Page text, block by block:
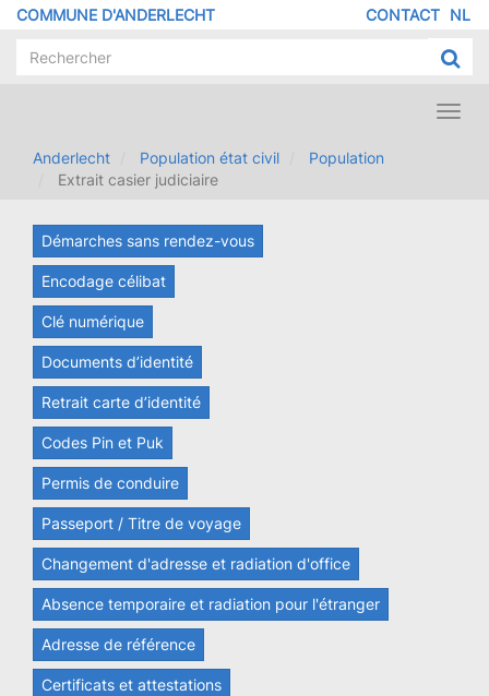
Aller
contenu
COMMUNE D'ANDERLECHT NL
DE
CONTACT
Anderlecht
Population état civil
Population
Extrait casier judiciaire
Démarches sans rendez-vous
Encodage célibat
Clé numérique
Documents d’identité
Retrait carte d’identité
Codes Pin et Puk
Permis de conduire
Passeport / Titre de voyage
Changement d'adresse et radiation d'office
Absence temporaire et radiation pour l'étranger
Adresse de référence
Certificats et attestations